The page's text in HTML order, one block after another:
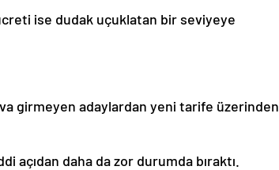
ise dudak uçuklatan bir seviyeye
girmeyen adaylardan yeni tarife üzerinden
açıdan daha da zor durumda bıraktı.